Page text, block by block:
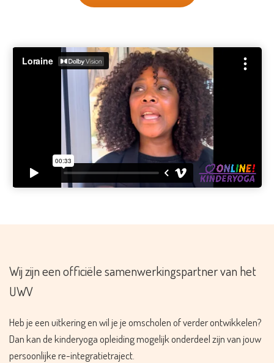
Wij zijn een officiële samenwerkingspartner van het
UWV
Heb je een uitkering en wil je je omscholen of verder ontwikkelen?
Dan kan de kinderyoga opleiding mogelijk onderdeel zijn van jouw
persoonlijke re-integratietraject.